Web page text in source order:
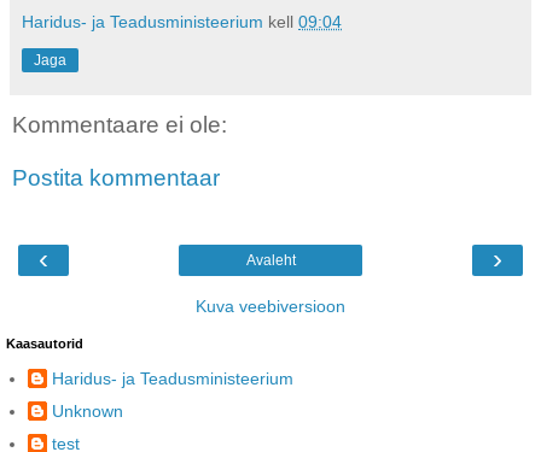
Haridus- ja Teadusministeerium kell 09:04
Jaga
Kommentaare ei ole:
Postita kommentaar
‹ ›
Avaleht
Kuva veebiversioon
Kaasautorid
Haridus- ja Teadusministeerium
Unknown
test